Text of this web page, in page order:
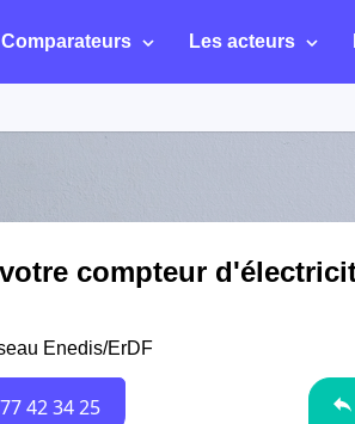
Comparateurs Les acteurs